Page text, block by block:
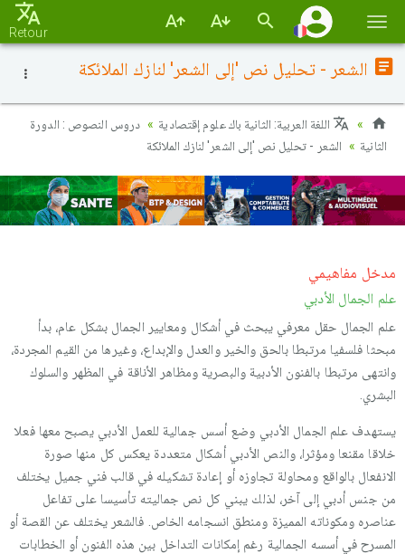
la
Retour
الشعر - تحليل نص 'إلى الشعر' لنازك الملائكة
اللغة العربية: الثانية باك علوم إقتصادية
دروس النصوص : الدورة
الثانية
الشعر - تحليل نص 'إلى الشعر' لنازك الملائكة
مدخل مفاهيمي
علم الجمال الأدبي
علم الجمال حقل معرفي يبحث في أشكال ومعايير الجمال بشكل عام، بدأ
مبحثا فلسفيا مرتبطا بالحق والخير والعدل والإبداع، وغيرها من القيم المجردة،
وانتهى مرتبطا بالفنون الأدبية والبصرية ومظاهر الأناقة في المظهر والسلوك
البشري.
يستهدف علم الجمال الأدبي وضع أسس جمالية للعمل الأدبي يصبح معها فعلا
خلاقا مقنعا ومؤثرا، والنص الأدبي أشكال متعددة يعكس كل منها صورة
الانفعال بالواقع ومحاولة تجاوزه أو إعادة تشكيله في قالب فني جميل يختلف
من جنس أدبي إلى آخر، لذلك يبني كل نص جماليته تأسيسا على تفاعل
عناصره ومكوناته المميزة ومنطق انسجامه الخاص. فالشعر يختلف عن القصة أو
المسرح في أسسه الجمالية رغم إمكانات التداخل بين هذه الفنون أو الخطابات